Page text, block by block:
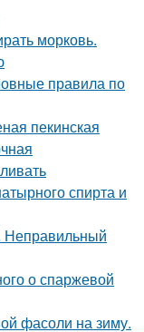
морковь.
правила по
пекинская
спирта и
Неправильный
о спаржевой
фасоли на зиму.